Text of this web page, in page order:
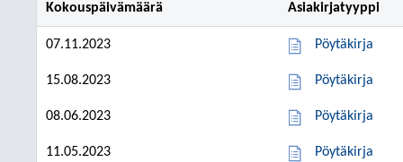
Kokouspäivämäärä Asiakirjatyyppi
07.11.2023 Pöytäkirja
15.08.2023 Pöytäkirja
08.06.2023 Pöytäkirja
11.05.2023 Pöytäkirja